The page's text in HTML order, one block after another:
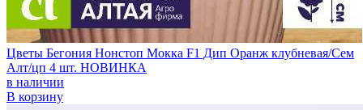
Цветы Бегония Нонстоп Мокка F1 Дип Оранж клубневая/Сем
Алт/цп 4 шт. НОВИНКА
в наличии
В корзину